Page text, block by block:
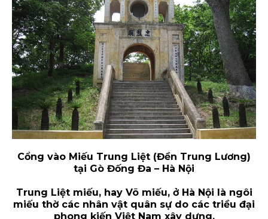
Cổng vào Miếu Trung Liệt (Đền Trung Lương)
tại Gò Đống Đa – Hà Nội
Trung Liệt miếu, hay Võ miếu, ở Hà Nội là ngôi
miếu thờ các nhân vật quân sự do các triều đại
phong kiến Việt Nam xây dựng.